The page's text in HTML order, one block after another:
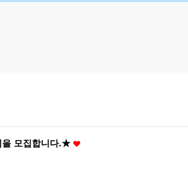
을 모집합니다.★